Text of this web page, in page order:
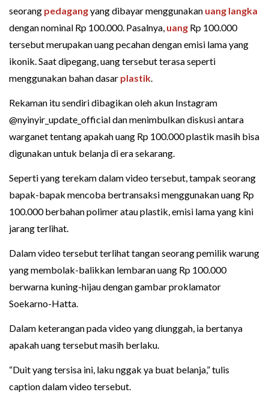
seorang pedagangyang dibayar menggunakan uang langka
dengan nominal Rp 100.000. Pasalnya, uang Rp 100.000
tersebut merupakan uang pecahan dengan emisi lama yang
ikonik. Saat dipegang, uang tersebut terasa seperti
menggunakan bahan dasar plastik.
Rekaman itu sendiri dibagikan oleh akun Instagram
@nyinyir_update_official dan menimbulkan diskusi antara
warganet tentang apakah uang Rp 100.000 plastik masih bisa
digunakan untuk belanja di era sekarang.
Seperti yang terekam dalam video tersebut, tampak seorang
bapak-bapak mencoba bertransaksi menggunakan uang Rp
100.000 berbahan polimer atau plastik, emisi lama yang kini
jarang terlihat.
Dalam video tersebut terlihat tangan seorang pemilik warung
yang membolak-balikkan lembaran uang Rp 100.000
berwarna kuning-hijau dengan gambar proklamator
Soekarno-Hatta.
Dalam keterangan pada video yang diunggah, ia bertanya
apakah uang tersebut masih berlaku.
“Duit yang tersisa ini, laku nggak ya buat belanja,” tulis
caption dalam video tersebut.